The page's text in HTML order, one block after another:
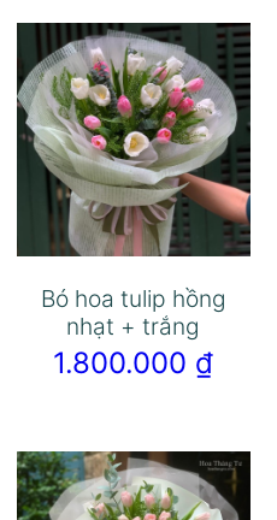
Bó hoa tulip hồng
nhạt + trắng
1.800.000 ₫